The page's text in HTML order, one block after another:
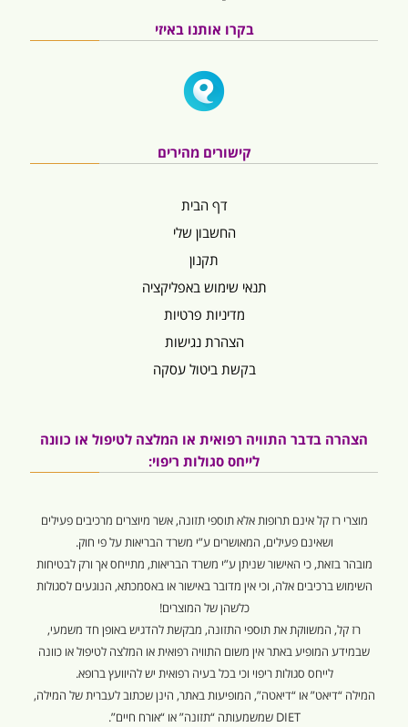
בקרו אותנו באיזי
קישורים מהירים
דף הבית
החשבון שלי
תקנון
תנאי שימוש באפליקציה
מדיניות פרטיות
הצהרת נגישות
בקשת ביטול עסקה
הצהרה בדבר התוויה רפואית או המלצה לטיפול או כוונה
לייחס סגולות ריפוי:
מוצרי רז קל אינם תרופות אלא תוספי תזונה, אשר מיוצרים מרכיבים פעילים
ושאינם פעילים, המאושרים ע”י משרד הבריאות על פי חוק.
מובהר בזאת, כי האישור שניתן ע”י משרד הבריאות, מתייחס אך ורק לבטיחות
השימוש ברכיבים אלה, וכי אין מדובר באישור או באסמכתא, הנוגעים לסגולות
כלשהן של המוצרים!
רז קל, המשווקת את תוספי התזונה, מבקשת להדגיש באופן חד משמעי,
שבמידע המופיע באתר אין משום התוויה רפואית או המלצה לטיפול או כוונה
לייחס סגולות ריפוי וכי בכל בעיה רפואית יש להיוועץ ברופא.
המילה “דיאט” או “דיאטה”, המופיעות באתר, הינן שכתוב לעברית של המילה,
DIET שמשמעותה “תזונה” או “אורח חיים”.